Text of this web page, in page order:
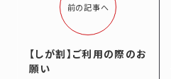
前の記事へ
【しが割】ご利用の際のお
願い